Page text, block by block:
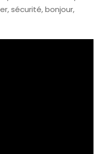
sécurité, bonjour,